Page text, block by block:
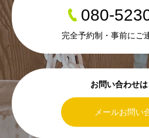
お問い合わせ
メールお問い
080-
完全予約制・事前にご